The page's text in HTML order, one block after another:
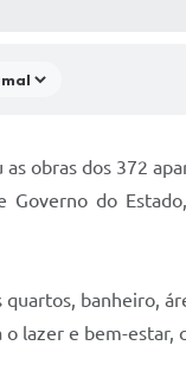
obras dos 372
do
banheiro,
lazer e bem-